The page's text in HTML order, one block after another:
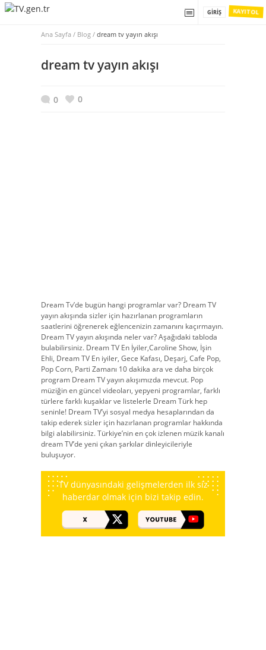
KAYIT OL
GIRIŞ
Ana Sayfa / Blog / dream tv yayın akışı
dream tv yayın akışı
0 0
Dream Tv’de bugün hangi programlar var? Dream TV
yayın akışında sizler için hazırlanan programların
saatlerini öğrenerek eğlencenizin zamanını kaçırmayın.
Dream TV yayın akışında neler var? Aşağıdaki tabloda
bulabilirsiniz. Dream TV En İyiler,Caroline Show, İşin
Ehli, Dream TV En iyiler, Gece Kafası, Deşarj, Cafe Pop,
Pop Corn, Parti Zamanı 10 dakika ara ve daha birçok
program Dream TV yayın akışımızda mevcut. Pop
müziğin en güncel videoları, yepyeni programlar, farklı
türlere farklı kuşaklar ve listelerle Dream Türk hep
seninle! Dream TV’yi sosyal medya hesaplarından da
takip ederek sizler için hazırlanan programlar hakkında
bilgi alabilirsiniz. Türkiye’nin en çok izlenen müzik kanalı
dream TV’de yeni çıkan şarkılar dinleyicileriyle
buluşuyor.
TV dünyasındaki gelişmelerden ilk siz
haberdar olmak için bizi takip edin.